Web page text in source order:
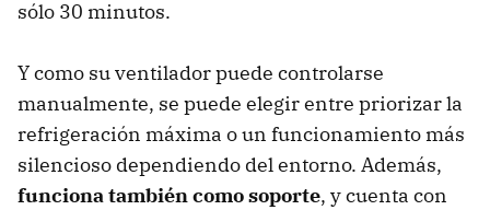
sólo 30 minutos.
Y como su ventilador puede controlarse
manualmente, se puede elegir entre priorizar la
refrigeración máxima o un funcionamiento más
silencioso dependiendo del entorno. Además,
funciona también como soporte, y cuenta con